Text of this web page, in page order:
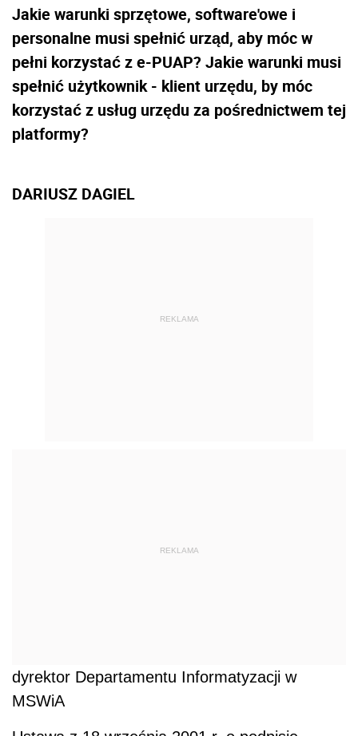
Jakie warunki sprzętowe, software'owe i
personalne musi spełnić urząd, aby móc w
pełni korzystać z e-PUAP? Jakie warunki musi
spełnić użytkownik - klient urzędu, by móc
korzystać z usług urzędu za pośrednictwem tej
platformy?
DARIUSZ DAGIEL
REKLAMA
REKLAMA
dyrektor Departamentu Informatyzacji w
MSWiA